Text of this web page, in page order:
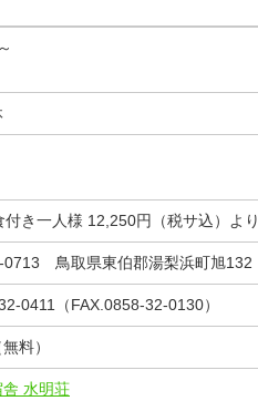
付き一人様 12,250円（税サ込）より
0713 鳥取県東伯郡湯梨浜町旭132
0411（FAX.0858-32-0130）
料）
舎 水明荘